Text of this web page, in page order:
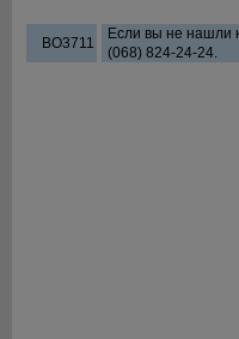
BO3711
Если вы не нашли
(068) 824-24-24.